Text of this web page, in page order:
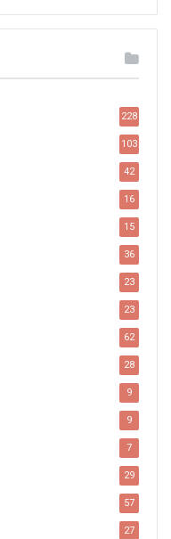
228
103
42
16
15
36
23
23
62
28
9
9
7
29
57
27